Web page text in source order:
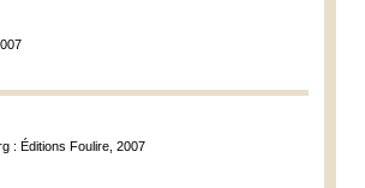
: Éditions Foulire, 2007